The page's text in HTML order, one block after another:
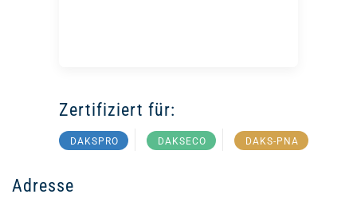
Zertifiziert für:
DAKSPRO DAKSECO DAKS-PNA
Adresse